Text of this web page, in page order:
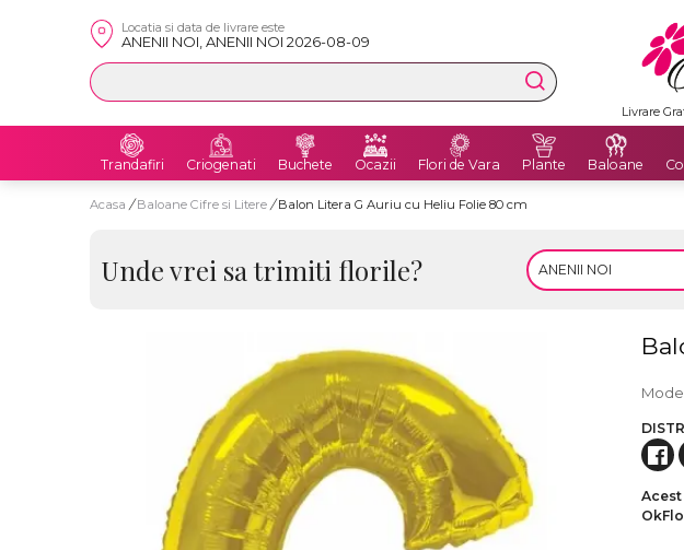
Locatia si data de livrare este
ANENII NOI, ANENII NOI 2026-08-09
Livrare
Trandafiri Criogenati Buchete Ocazii Flori de Vara Plante Baloane
Acasa / Baloane Cifre si Litere / Balon Litera G Auriu cu Heliu Folie 80 cm
Unde vrei sa trimiti florile?